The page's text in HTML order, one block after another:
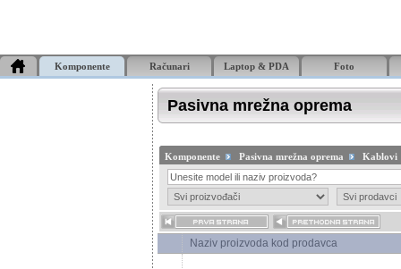
Komponente Računari Laptop & PDA Foto
Pasivna mrežna oprema
Komponente Pasivna mrežna oprema Kablovi
Naziv proizvoda kod prodavca